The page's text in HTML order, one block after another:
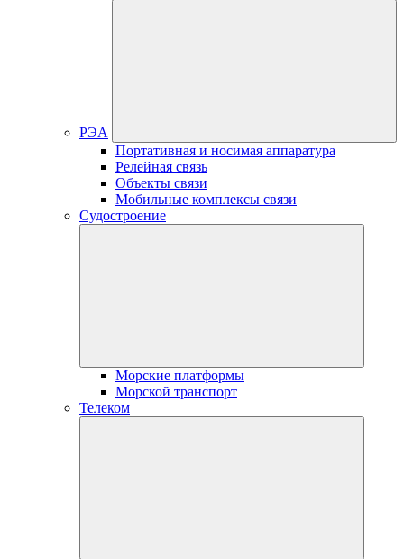
РЭА
Портативная и носимая аппаратура
Релейная связь
Объекты связи
Мобильные комплексы связи
Судостроение
Морские платформы
Морской транспорт
Телеком